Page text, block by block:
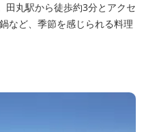
田丸駅から徒歩約3分とアクセ
など、季節を感じられる料理